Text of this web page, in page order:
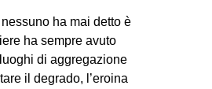
AFRICA
AMERICHE
ORIENTE
ha mai detto è
ha sempre avuto
di aggregazione
il degrado, l’eroina